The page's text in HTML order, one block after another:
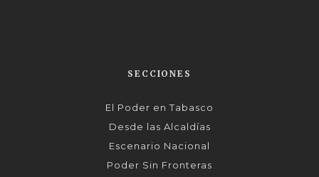
SECCIONES
El Poder en Tabasco
Desde las Alcaldías
Escenario Nacional
Poder Sin Fronteras